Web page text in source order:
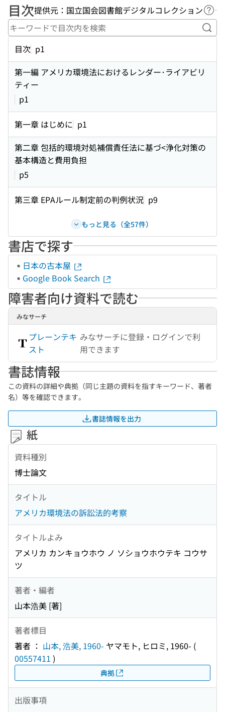
目次提供元：国立国会図書館デジタルコレクション ヘ
キ
目次 p1
第一編 アメリカ環境法におけるレンダー･ライアビリ
ティー
p1
第一章 はじめに p1
第二章 包括的環境対処補償責任法に基づ<浄化対策の
基本構造と費用負担
p5
第三章 EPAルール制定前の判例状況 p9
もっと見る（全57件）
書店で探す
日本の古本屋
Google Book Search
障害者向け資料で読む
みなサーチ
プレーンテキ
スト
みなサーチに登録・ログインで利
用できます
書誌情報
この資料の詳細や典拠（同じ主題の資料を指すキーワード、著者
名）等を確認できます。
書誌情報を出力
紙
資料種別
博士論文
タイトル
アメリカ環境法の訴訟法的考察
タイトルよみ
アメリカ カンキョウホウ ノ ソショウホウテキ コウサ
ツ
著者・編者
山本浩美 [著]
著者標目
著者 ： 山本, 浩美, 1960- ヤマモト, ヒロミ, 1960- (
00557411 )
典拠
出版事項